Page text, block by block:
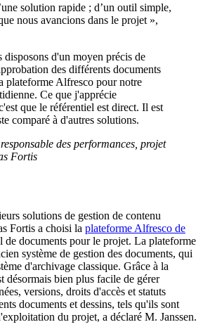
solution rapide ; d’un outil simple,
nous avancions dans le projet »,
d'un moyen précis de
des différents documents
plateforme Alfresco pour notre
Ce que j'apprécie
que le référentiel est direct. Il est
comparé à d'autres solutions.
des performances, projet
Fortis
solutions de gestion de contenu
Fortis a choisi la plateforme Alfresco de
de documents pour le projet. La plateforme
système de gestion des documents, qui
d'archivage classique. Grâce à la
désormais bien plus facile de gérer
versions, droits d'accès et statuts
documents et dessins, tels qu'ils sont
du projet, a déclaré M. Janssen.